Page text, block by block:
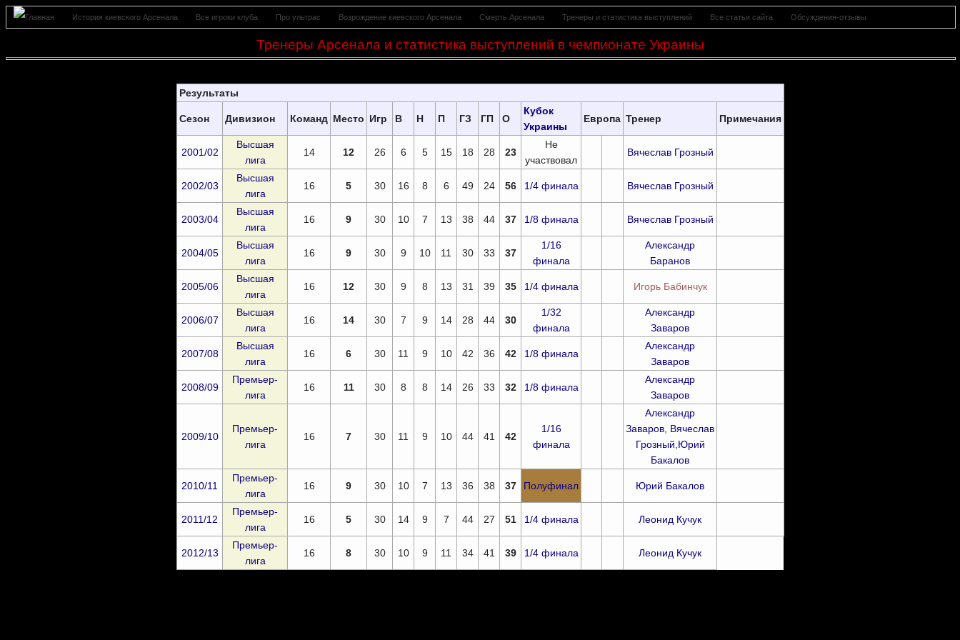
История киевского Арсенала Все игроки клуба Про ультрас Возрождение киевского Арсенала Смерть Арсенала Тренеры и статистика выступлений Все статьи сайта Обсуждения-отзывы
Тренеры Арсенала и статистика выступлений в чемпионате Украины
Результаты
Сезон Дивизион Команд Место Игр В Н П ГЗ ГП О
Кубок
Украины
Европа Тренер Примечания
2001/02
Высшая
лига
14 12 26 6 5 15 18 28 23
Не
участвовал
Вячеслав Грозный
2002/03
Высшая
лига
16 5 30 16 8 6 49 24 56 1/4 финала Вячеслав Грозный
2003/04
Высшая
лига
16 9 30 10 7 13 38 44 37 1/8 финала Вячеслав Грозный
2004/05
Высшая
лига
16 9 30 9 10 11 30 33 37
1/16
финала
Александр
Баранов
2005/06
Высшая
лига
16 12 30 9 8 13 31 39 35 1/4 финала Игорь Бабинчук
2006/07
Высшая
лига
16 14 30 7 9 14 28 44 30
1/32
финала
Александр
Заваров
2007/08
Высшая
лига
16 6 30 11 9 10 42 36 42 1/8 финала
Александр
Заваров
2008/09
Премьер-
лига
16 11 30 8 8 14 26 33 32 1/8 финала
Александр
Заваров
2009/10
Премьер-
лига
16 7 30 11 9 10 44 41 42
1/16
финала
Александр
Заваров Вячеслав
Грозный Юрий
Бакалов
2010/11
Премьер-
лига
16 9 30 10 7 13 36 38 37 Полуфинал Юрий Бакалов
2011/12
Премьер-
лига
16 5 30 14 9 7 44 27 51 1/4 финала Леонид Кучук
2012/13
Премьер-
лига
16 8 30 10 9 11 34 41 39 1/4 финала Леонид Кучук